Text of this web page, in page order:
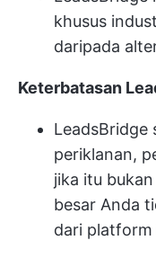
khusus
daripada
Keterbatasan
LeadsBridge
periklanan,
jika itu
besar Anda
dari platform